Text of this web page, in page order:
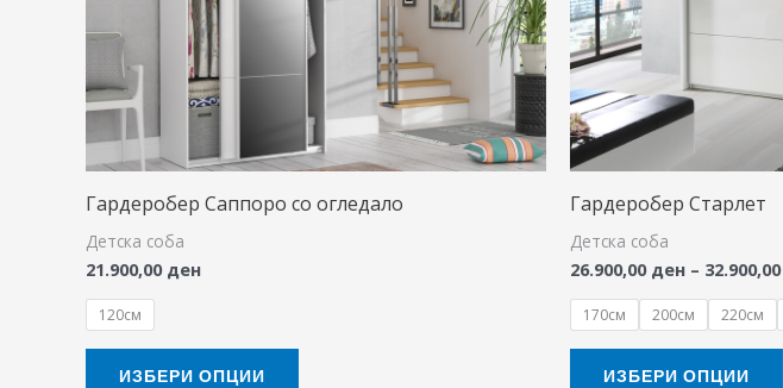
Гардеробер Саппоро со огледало
Детска соба
21.900,00 ден
120см
ИЗБЕРИ ОПЦИИ
The
options
may
be
chosen
Гардеробер Старлет
Детска соба
26.900,00 ден – 32.900,00
170см 200см 220см
ИЗБЕРИ ОПЦИИ